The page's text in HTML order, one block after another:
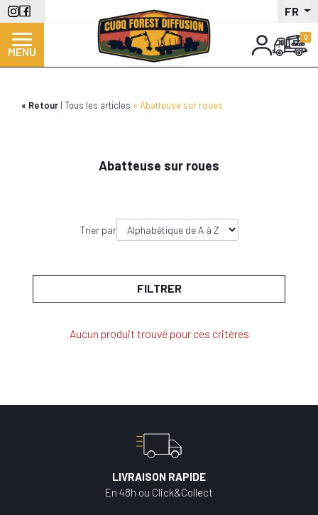
Aller
au
contenu
principal
FR
MENU
Retour Tous les articles Abatteuse sur roues
Abatteuse sur roues
Trier par
FILTRER
Aucun produit trouvé pour ces critères
LIVRAISON RAPIDE
En 48h ou Click&Collect